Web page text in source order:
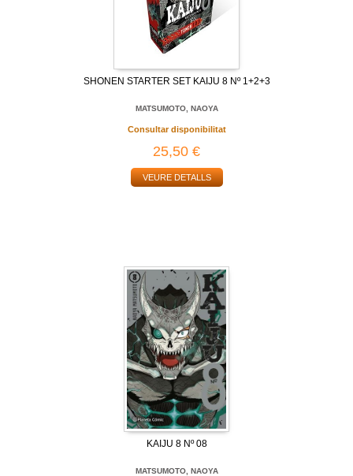
SHONEN STARTER SET KAIJU 8 Nº 1+2+3
MATSUMOTO, NAOYA
Consultar disponibilitat
25,50 €
VEURE DETALLS
KAIJU 8 Nº 08
MATSUMOTO, NAOYA